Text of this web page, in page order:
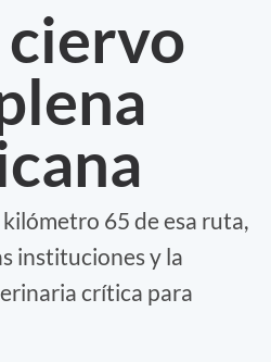
ciervo
65 de esa ruta,
instituciones y la
crítica para